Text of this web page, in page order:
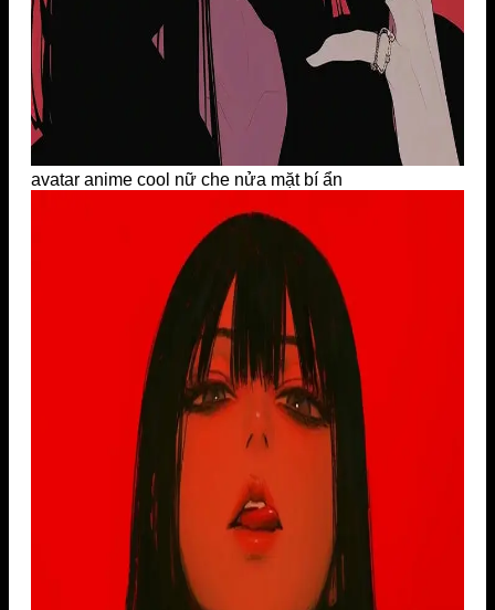
avatar anime cool nữ che nửa mặt bí ẩn